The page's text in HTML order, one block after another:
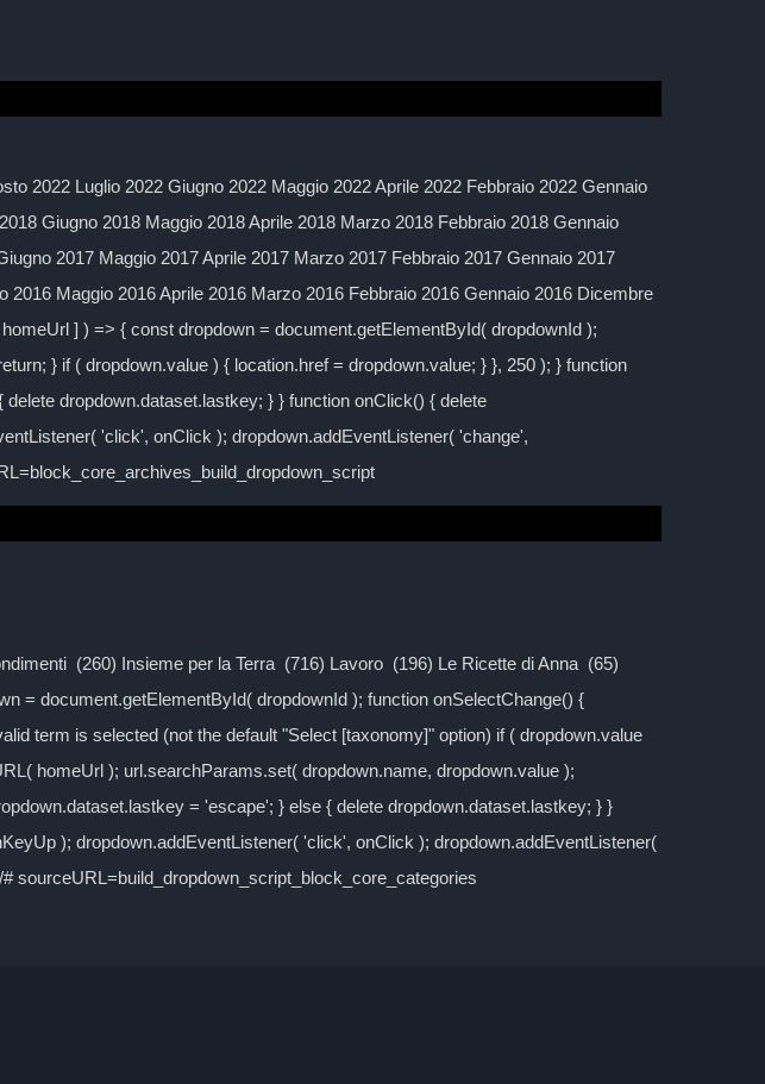
2022 Luglio 2022 Giugno 2022 Maggio 2022 Aprile 2022 Febbraio 2022 Gennaio
Giugno 2018 Maggio 2018 Aprile 2018 Marzo 2018 Febbraio 2018 Gennaio
2017 Maggio 2017 Aprile 2017 Marzo 2017 Febbraio 2017 Gennaio 2017
Maggio 2016 Aprile 2016 Marzo 2016 Febbraio 2016 Gennaio 2016 Dicembre
] ) => { const dropdown = document.getElementById( dropdownId );
} if ( dropdown.value ) { location.href = dropdown.value; } }, 250 ); } function
dropdown.dataset.lastkey; } } function onClick() { delete
'click', onClick ); dropdown.addEventListener( 'change',
(260) Insieme per la Terra (716) Lavoro (196) Le Ricette di Anna (65)
= document.getElementById( dropdownId ); function onSelectChange() {
term is selected (not the default "Select [taxonomy]" option) if ( dropdown.value
homeUrl ); url.searchParams.set( dropdown.name, dropdown.value );
= 'escape'; } else { delete dropdown.dataset.lastkey; } }
); dropdown.addEventListener( 'click', onClick ); dropdown.addEventListener(
sourceURL=build_dropdown_script_block_core_categories